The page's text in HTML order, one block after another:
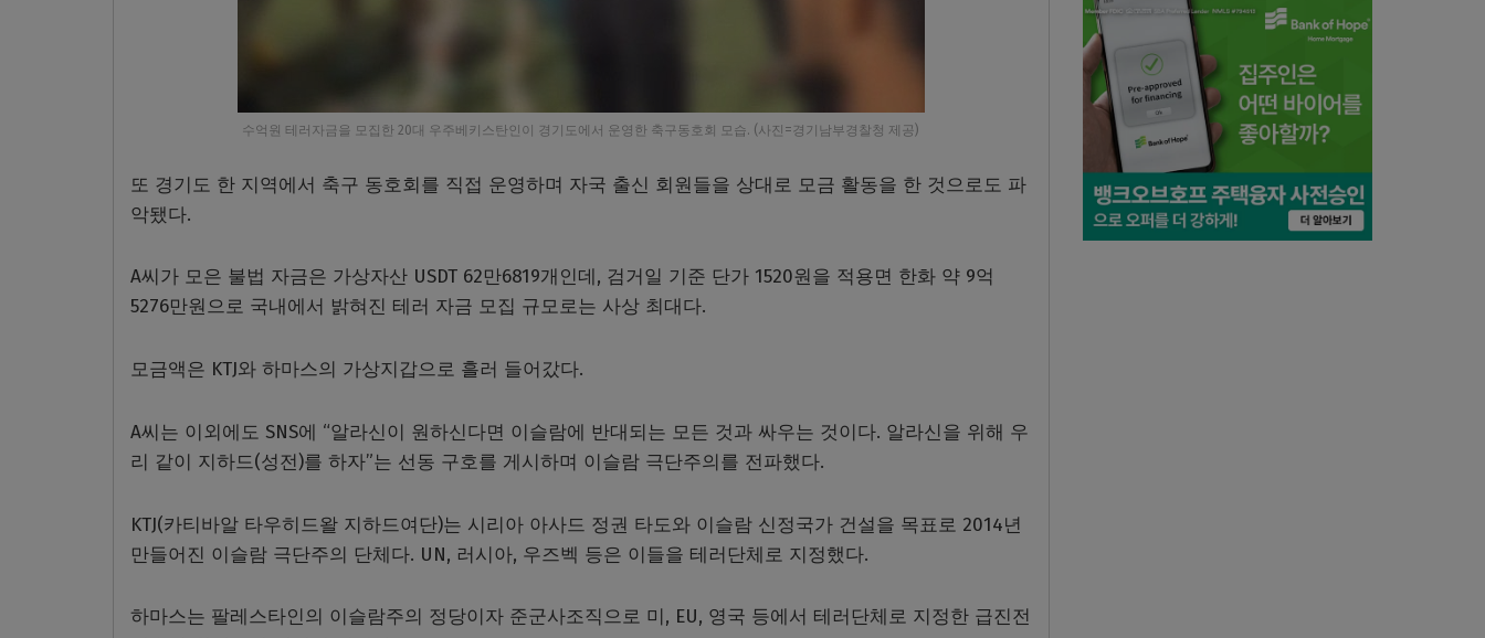
수억원 테러자금을 모집한 20대 우주베키스탄인이 경기도에서 운영한 축구동호회 모습. (사진=경기남부경찰청 제공)
또 경기도 한 지역에서 축구 동호회를 직접 운영하며 자국 출신 회원들을 상대로 모금 활동을 한 것으로도 파
악됐다.
A씨가 모은 불법 자금은 가상자산 USDT 62만6819개인데, 검거일 기준 단가 1520원을 적용면 한화 약 9억
5276만원으로 국내에서 밝혀진 테러 자금 모집 규모로는 사상 최대다.
모금액은 KTJ와 하마스의 가상지갑으로 흘러 들어갔다.
A씨는 이외에도 SNS에 “알라신이 원하신다면 이슬람에 반대되는 모든 것과 싸우는 것이다. 알라신을 위해 우
리 같이 지하드(성전)를 하자”는 선동 구호를 게시하며 이슬람 극단주의를 전파했다.
KTJ(카티바알 타우히드왈 지하드여단)는 시리아 아사드 정권 타도와 이슬람 신정국가 건설을 목표로 2014년
만들어진 이슬람 극단주의 단체다. UN, 러시아, 우즈벡 등은 이들을 테러단체로 지정했다.
하마스는 팔레스타인의 이슬람주의 정당이자 준군사조직으로 미, EU, 영국 등에서 테러단체로 지정한 급진전